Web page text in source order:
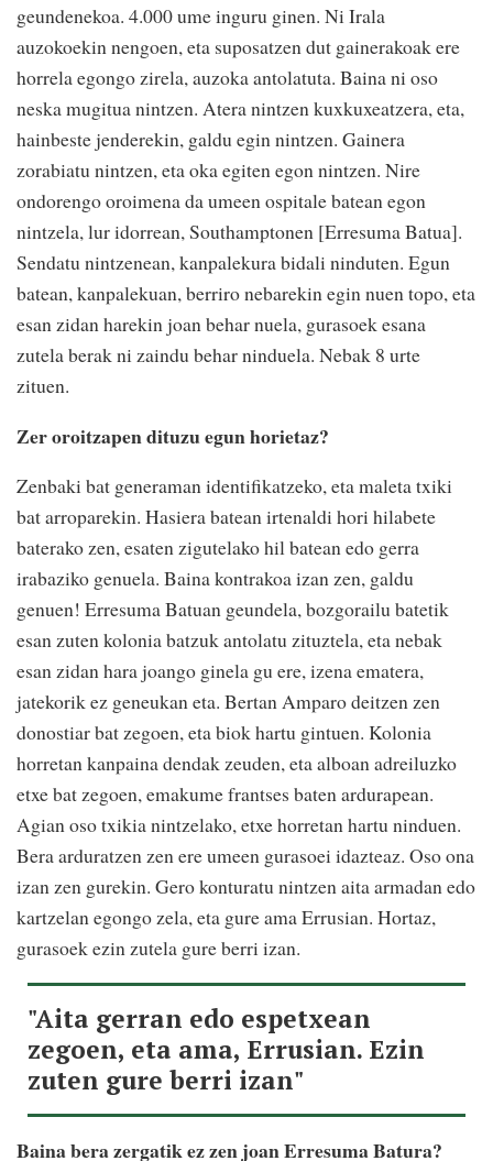
geundenekoa. 4.000 ume inguru ginen. Ni Irala
auzokoekin nengoen, eta suposatzen dut gainerakoak ere
horrela egongo zirela, auzoka antolatuta. Baina ni oso
neska mugitua nintzen. Atera nintzen kuxkuxeatzera, eta,
hainbeste jenderekin, galdu egin nintzen. Gainera
zorabiatu nintzen, eta oka egiten egon nintzen. Nire
ondorengo oroimena da umeen ospitale batean egon
nintzela, lur idorrean, Southamptonen [Erresuma Batua].
Sendatu nintzenean, kanpalekura bidali ninduten. Egun
batean, kanpalekuan, berriro nebarekin egin nuen topo, eta
esan zidan harekin joan behar nuela, gurasoek esana
zutela berak ni zaindu behar ninduela. Nebak 8 urte
zituen.
Zer oroitzapen dituzu egun horietaz?
Zenbaki bat generaman identifikatzeko, eta maleta txiki
bat arroparekin. Hasiera batean irtenaldi hori hilabete
baterako zen, esaten zigutelako hil batean edo gerra
irabaziko genuela. Baina kontrakoa izan zen, galdu
genuen! Erresuma Batuan geundela, bozgorailu batetik
esan zuten kolonia batzuk antolatu zituztela, eta nebak
esan zidan hara joango ginela gu ere, izena ematera,
jatekorik ez geneukan eta. Bertan Amparo deitzen zen
donostiar bat zegoen, eta biok hartu gintuen. Kolonia
horretan kanpaina dendak zeuden, eta alboan adreiluzko
etxe bat zegoen, emakume frantses baten ardurapean.
Agian oso txikia nintzelako, etxe horretan hartu ninduen.
Bera arduratzen zen ere umeen gurasoei idazteaz. Oso ona
izan zen gurekin. Gero konturatu nintzen aita armadan edo
kartzelan egongo zela, eta gure ama Errusian. Hortaz,
gurasoek ezin zutela gure berri izan.
"Aita gerran edo espetxean
zegoen, eta ama, Errusian. Ezin
zuten gure berri izan"
Baina bera zergatik ez zen joan Erresuma Batura?